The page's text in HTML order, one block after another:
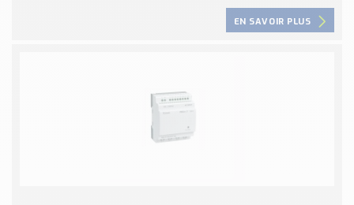
EN SAVOIR PLUS